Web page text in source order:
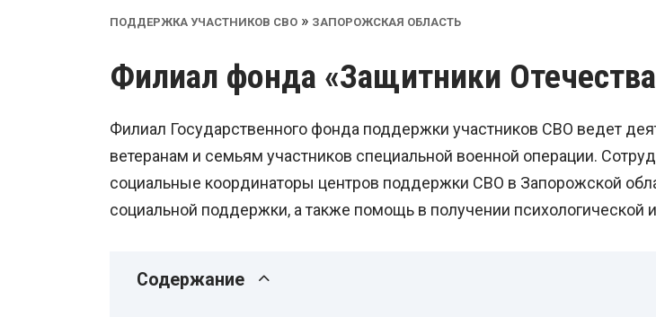
ПОДДЕРЖКА УЧАСТНИКОВ СВО » ЗАПОРОЖСКАЯ ОБЛАСТЬ
Филиал фонда «Защитники
Филиал Государственного фонда поддержки участников СВО ведет
ветеранам и семьям участников специальной военной операции.
социальные координаторы центров поддержки СВО в Запорожской
социальной поддержки, а также помощь в получении психологической
Содержание